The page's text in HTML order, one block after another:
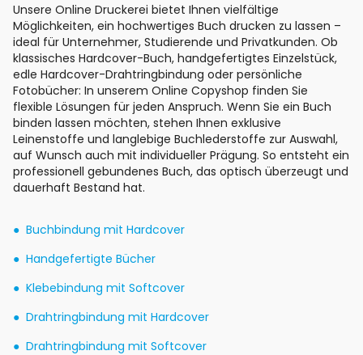
Unsere Online Druckerei bietet Ihnen vielfältige
Möglichkeiten, ein hochwertiges Buch drucken zu lassen –
ideal für Unternehmer, Studierende und Privatkunden. Ob
klassisches Hardcover-Buch, handgefertigtes Einzelstück,
edle Hardcover-Drahtringbindung oder persönliche
Fotobücher: In unserem Online Copyshop finden Sie
flexible Lösungen für jeden Anspruch. Wenn Sie ein Buch
binden lassen möchten, stehen Ihnen exklusive
Leinenstoffe und langlebige Buchlederstoffe zur Auswahl,
auf Wunsch auch mit individueller Prägung. So entsteht ein
professionell gebundenes Buch, das optisch überzeugt und
dauerhaft Bestand hat.
Buchbindung mit Hardcover
Handgefertigte Bücher
Klebebindung mit Softcover
Drahtringbindung mit Hardcover
Drahtringbindung mit Softcover